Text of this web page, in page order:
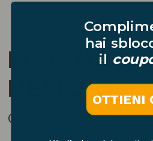
NEMO-Q
Quamar
hai
il
OTTIENI